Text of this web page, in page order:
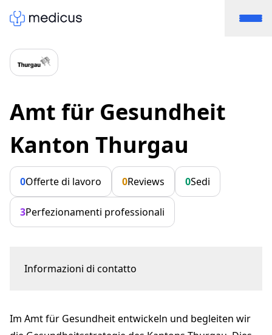
Amt für Gesundheit
Kanton Thurgau
0Offerte di lavoro 0Reviews 0Sedi
3Perfezionamenti professionali
Informazioni di contatto
gesundheit@tg.ch
Im Amt für Gesundheit entwickeln und begleiten wir